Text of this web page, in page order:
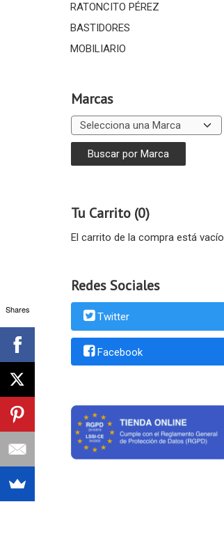
RATONCITO PÉREZ
BASTIDORES
MOBILIARIO
Marcas
Tu Carrito (0)
El carrito de la compra está vacío
Redes Sociales
Twitter
Facebook
Shares